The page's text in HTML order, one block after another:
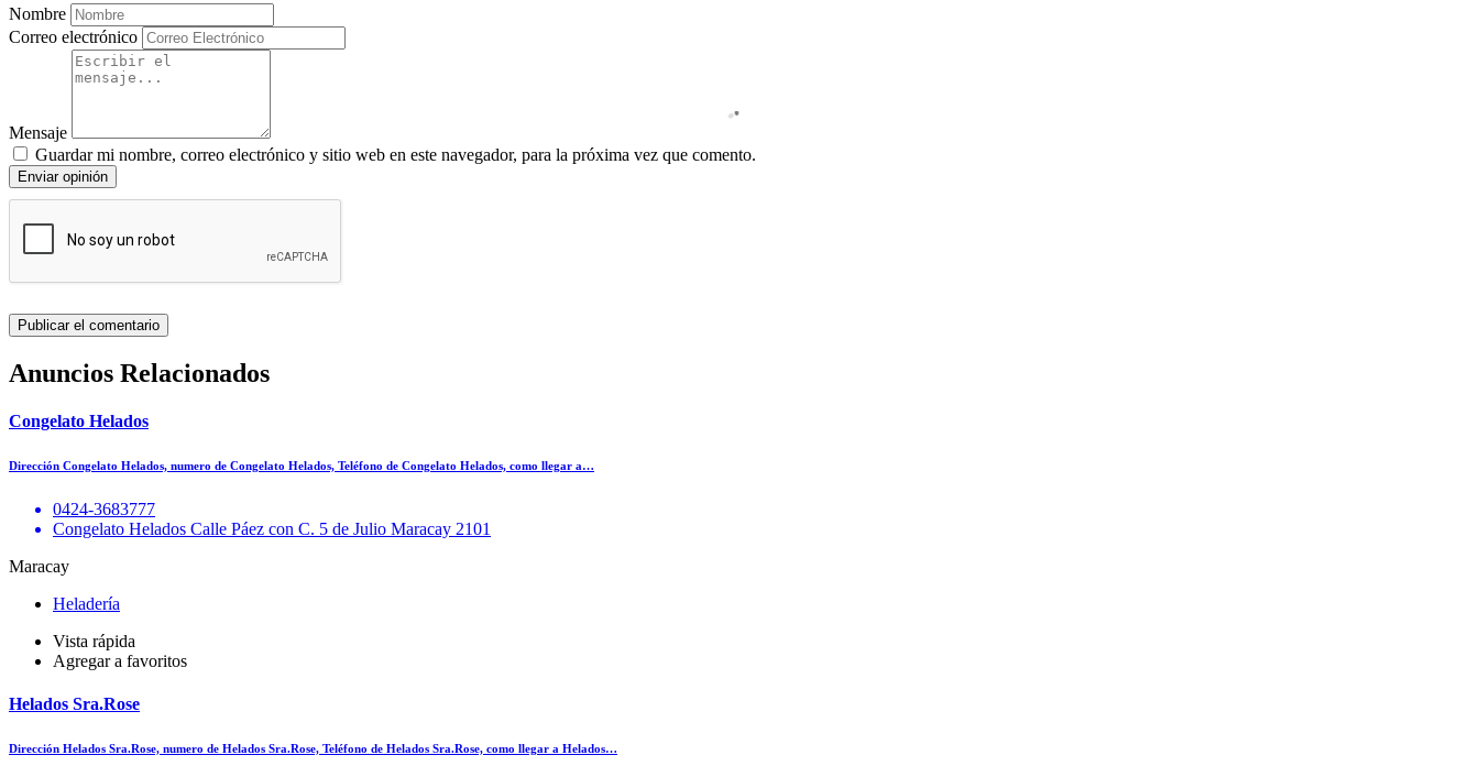
Nombre
Correo electrónico
Mensaje
Guardar mi nombre, correo electrónico y sitio web en este navegador, para la próxima vez que comento.
Enviar opinión
Anuncios Relacionados
Congelato Helados
Dirección Congelato Helados, numero de Congelato Helados, Teléfono de Congelato Helados, como llegar a…
0424-3683777
Congelato Helados Calle Páez con C. 5 de Julio Maracay 2101
Maracay
Heladería
Vista rápida
Agregar a favoritos
Helados Sra.Rose
Dirección Helados Sra.Rose, numero de Helados Sra.Rose, Teléfono de Helados Sra.Rose, como llegar a Helados…